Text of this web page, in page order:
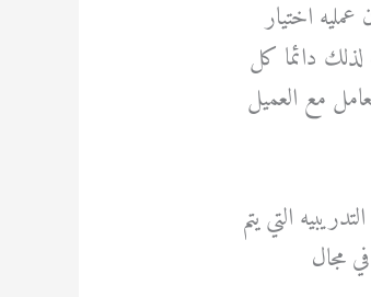
اختيار
لذلك دائما كل
مع العميل
التي يتم
مجال